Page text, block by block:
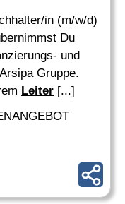
in (m/w/d)
Du
und
Gruppe.
Leiter [...]